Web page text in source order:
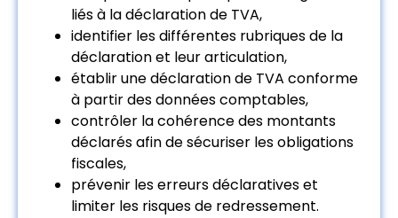
liés à la déclaration de TVA,
identifier les différentes rubriques de la
déclaration et leur articulation,
établir une déclaration de TVA conforme
à partir des données comptables,
contrôler la cohérence des montants
déclarés afin de sécuriser les obligations
fiscales,
prévenir les erreurs déclaratives et
limiter les risques de redressement.